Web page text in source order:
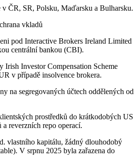
v ČR, SR, Polsku, Maďarsku a Bulharsku.
vkladů
pod Interactive Brokers Ireland Limited
centrální bankou (CBI).
Irish Investor Compensation Scheme
v případě insolvence brokera.
na segregovaných účtech oddělených od
prostředků do krátkodobých US
reverzních repo operací.
vlastního kapitálu, žádný dlouhodobý
V srpnu 2025 byla zařazena do